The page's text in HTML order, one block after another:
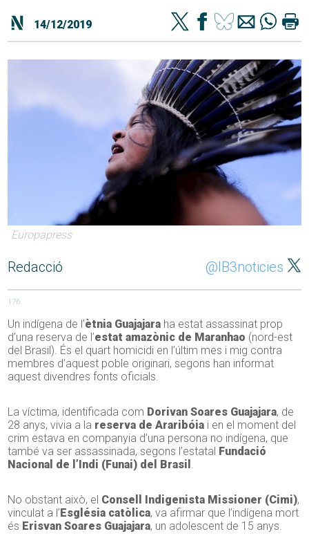
14/12/2019
Europapress
Redacció @IB3noticies
176
Un indígena de l’ètnia Guajajara ha estat assassinat prop
d’una reserva de l’estat amazònic de Maranhao (nord-est
del Brasil). És el quart homicidi en l’últim mes i mig contra
membres d’aquest poble originari, segons han informat
aquest divendres fonts oficials.
La víctima, identificada com Dorivan Soares Guajajara, de
28 anys, vivia a la reserva de Araribóia i en el moment del
crim estava en companyia d’una persona no indígena, que
també va ser assassinada, segons l’estatal Fundació
Nacional de l’Indi (Funai) del Brasil
No obstant això, el Consell Indigenista Missioner (Cimi),
vinculat a l’Església catòlica, va afirmar que l’indígena mort
és Erisvan Soares Guajajara, un adolescent de 15 anys.